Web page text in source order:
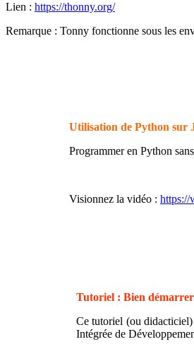
Lien : https://thonny.org/
Remarque : Tonny fonctionne sous les
Utilisation de Python sur
Programmer en Python
Visionnez la vidéo : https://
Tutoriel : Bien
Ce tutoriel (ou didacticiel)
Intégrée de